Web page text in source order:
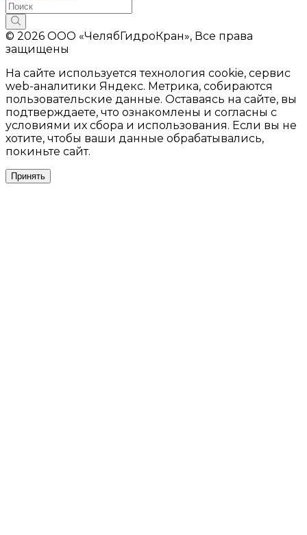
© 2026 ООО «ЧелябГидроКран», Все права
защищены
На сайте используется технология cookie, сервис
web-аналитики Яндекс. Метрика, собираются
пользовательские данные. Оставаясь на сайте, вы
подтверждаете, что ознакомлены и согласны с
условиями их сбора и использования. Если вы не
хотите, чтобы ваши данные обрабатывались,
покиньте сайт.
Принять